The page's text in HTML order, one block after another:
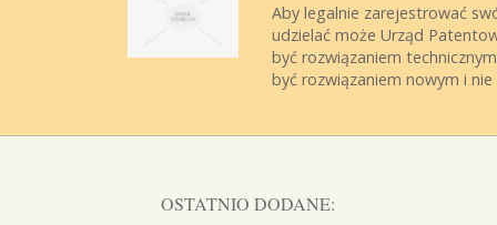
Aby legalnie zarejestrować
udzielać może Urząd
być rozwiązaniem
być rozwiązaniem nowym i
OSTATNIO DODANE: